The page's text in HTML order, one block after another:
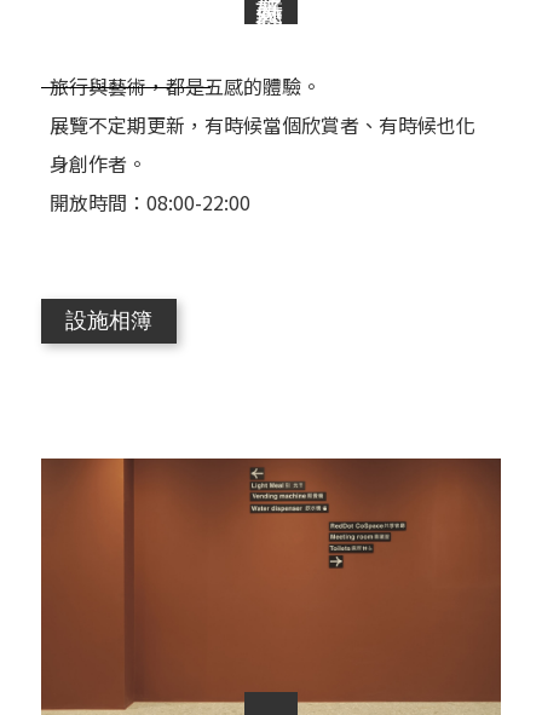
旅行與藝術，都是五感的體驗。
展覽不定期更新，有時候當個欣賞者、有時候也化
身創作者。
開放時間：08:00-22:00
設施相簿